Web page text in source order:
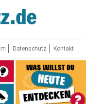
Datenschutz Kontakt